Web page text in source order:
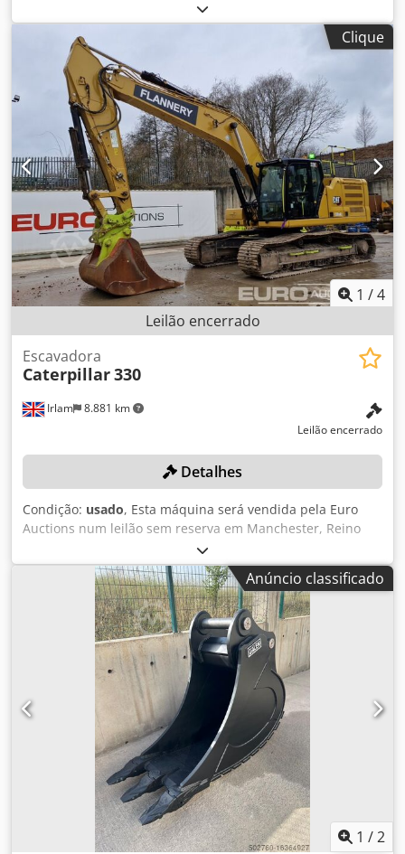
escavadoras Dsdpfxjy Spn Io Alajck Para informações
detalhadas, por favor contacte-nos
Clique
1 /4
Leilão encerrado
Irlam 8.881 km
Escavadora
Caterpillar330
Leilão encerrado
Detalhes
Condição: usado, Esta máquina será vendida pela Euro
Auctions num leilão sem reserva em Manchester, Reino
Unido, em 10 de março. Para mais informações, contacte
Dermot. Dcedpfx Aljymfw Hsaok
Anúncio classificado
1 /2